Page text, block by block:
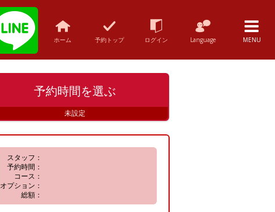
ホーム 予約トップ ログイン Language MENU
予約時間を選ぶ
未設定
スタッフ：
予約時間：
コース：
オプション：
総額：